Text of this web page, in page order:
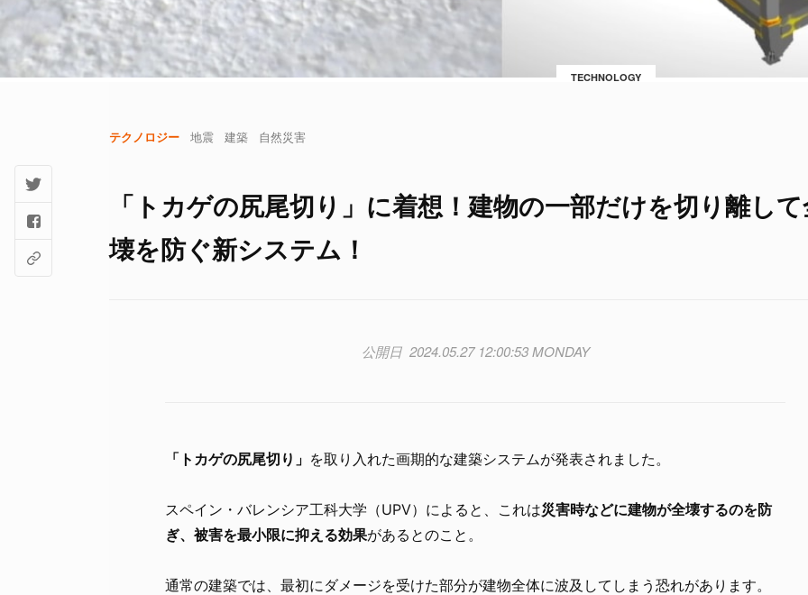
TECHNOLOGY
テクノロジー 地震 建築 自然災害
「トカゲの尻尾切り」に着想！建物の一部だけを切り離し
壊を防ぐ新システム！
2024.05.27 12:00:53 MONDAY
「トカゲの尻尾切り」 を取り入れた画期的な建築システムが発表されました。
スペイン・バレンシア工科大学（UPV）によると、これは災害時などに建物が全壊するのを防
ぎ、被害を最小限に抑える効果があるとのこと。
通常の建築では、最初にダメージを受けた部分が建物全体に波及してしまう恐れがあります。